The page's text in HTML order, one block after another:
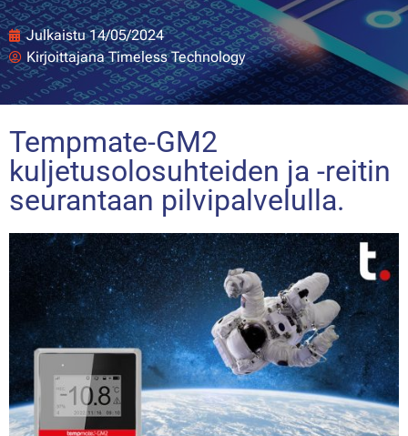
Julkaistu 14/05/2024
KirjoittajanaTimeless Technology
Tempmate-GM2
kuljetusolosuhteiden ja -reitin
seurantaan pilvipalvelulla.